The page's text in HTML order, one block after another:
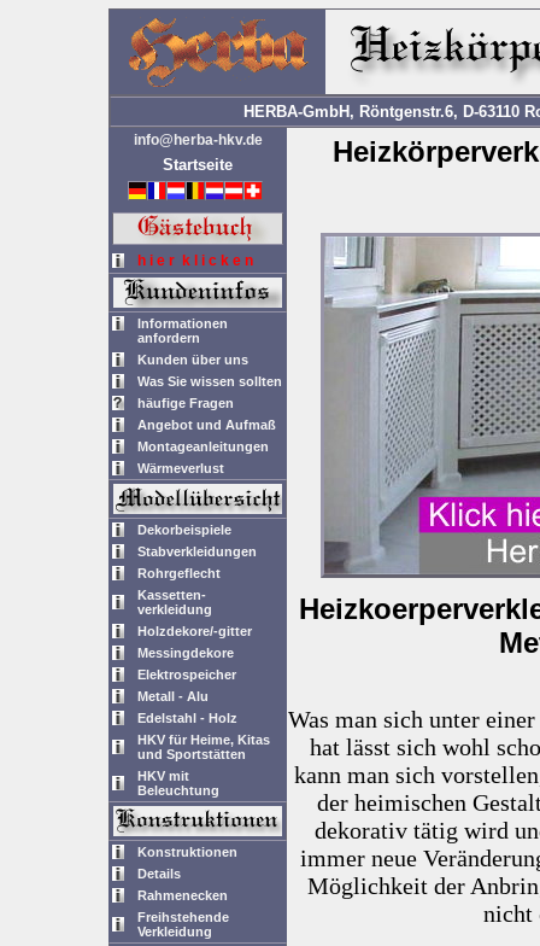
HERBA-GmbH, Röntgenstr.6, D-63110
info@herba-hkv.de
Startseite
h i e r k l i c k e n
Informationen
anfordern
Kunden über uns
Was Sie wissen sollten
häufige Fragen
Angebot und Aufmaß
Montageanleitungen
Wärmeverlust
Dekorbeispiele
Stabverkleidungen
Rohrgeflecht
Kassetten-
verkleidung
Holzdekore/-gitter
Messingdekore
Elektrospeicher
Metall - Alu
Edelstahl - Holz
HKV für Heime, Kitas
und Sportstätten
HKV mit
Beleuchtung
Konstruktionen
Details
Rahmenecken
Freihstehende
Verkleidung
Was man sich unter
hat lässt sich wohl
kann man sich
der heimischen
dekorativ tätig wird
immer neue
Möglichkeit der
nicht